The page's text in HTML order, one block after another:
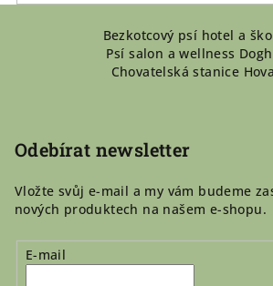
Bezkotcový psí hotel a
Psí salon a wellness
Chovatelská stanice
Odebírat newsletter
Vložte svůj e-mail a my vám budeme
nových produktech na našem e-shopu.
E-mail